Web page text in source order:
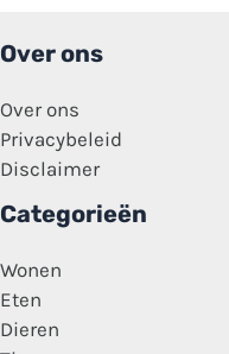
Over ons
Over ons
Privacybeleid
Disclaimer
Categorieën
Wonen
Eten
Dieren